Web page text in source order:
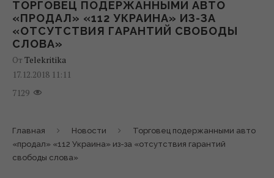
ТОРГОВЕЦ ПОДЕРЖАННЫМИ АВТО
«ПРОДАЛ» «112 УКРАИНА» ИЗ-ЗА
«ОТСУТСТВИЯ ГАРАНТИЙ СВОБОДЫ
СЛОВА»
От Telekritika
17.12.2018 11:11
7129
Главная Новости
Торговец подержанными авто
«продал» «112 Украина» из-за «отсутствия гарантий
свободы слова»